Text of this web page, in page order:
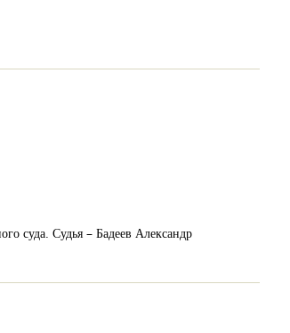
суда. Судья – Бадеев Александр